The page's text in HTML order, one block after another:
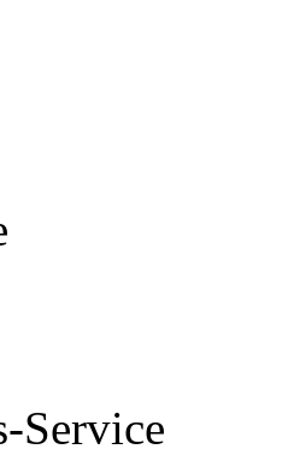
Service